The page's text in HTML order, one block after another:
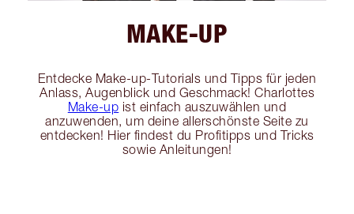
MAKE-UP
Entdecke Make-up-Tutorials und Tipps für jeden
Anlass, Augenblick und Geschmack! Charlottes
Make-up ist einfach auszuwählen und
anzuwenden, um deine allerschönste Seite zu
entdecken! Hier findest du Profitipps und Tricks
sowie Anleitungen!